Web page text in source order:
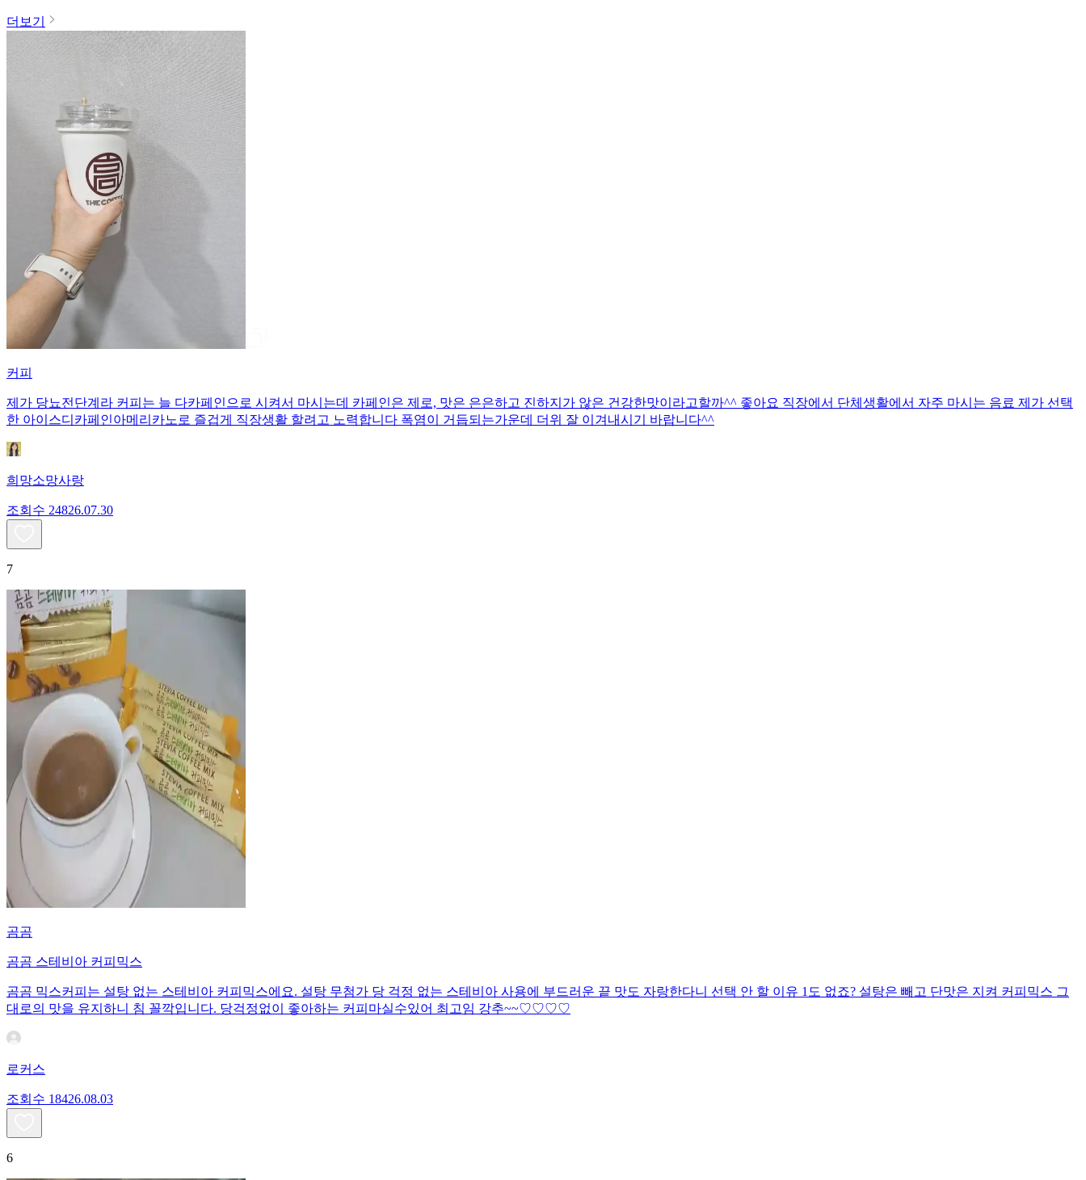
더보기
커피
제가 당뇨전단계라 커피는 늘 다카페인으로 시켜서 마시는데 카페인은 제로, 맛은 은은하고 진하지가 않은 건강한맛이라고할까^^ 좋아요 직장에서 단체생활에서 자주 마시는 음료 제가 선택
한 아이스디카페인아메리카노로 즐겁게 직장생활 할려고 노력합니다 폭염이 거듭되는가운데 더위 잘 이겨내시기 바랍니다^^
희망소망사랑
조회수 24826.07.30
7
곰곰
곰곰 스테비아 커피믹스
곰곰 믹스커피는 설탕 없는 스테비아 커피믹스에요. 설탕 무첨가 당 걱정 없는 스테비아 사용에 부드러운 끝 맛도 자랑한다니 선택 안 할 이유 1도 없죠? 설탕은 빼고 단맛은 지켜 커피믹스 그
대로의 맛을 유지하니 침 꼴깍입니다. 당걱정없이 좋아하는 커피마실수있어 최고임 강추~~♡♡♡♡
로커스
조회수 18426.08.03
6